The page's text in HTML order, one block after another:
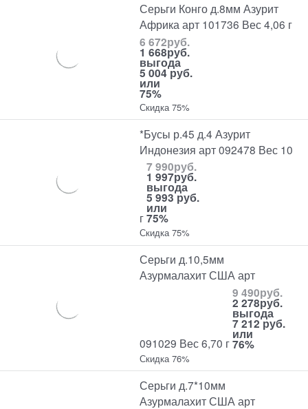
Серьги Конго д.8мм Азурит
Африка арт 101736 Вес 4,06 г
6 672руб.
1 668руб.
выгода
5 004 руб.
или
75%
Скидка 75%
*Бусы р.45 д.4 Азурит
Индонезия арт 092478 Вес 10
г
7 990руб.
1 997руб.
выгода
5 993 руб.
или
75%
Скидка 75%
Серьги д.10,5мм
Азурмалахит США арт
091029 Вес 6,70 г
9 490руб.
2 278руб.
выгода
7 212 руб.
или
76%
Скидка 76%
Серьги д.7*10мм
Азурмалахит США арт